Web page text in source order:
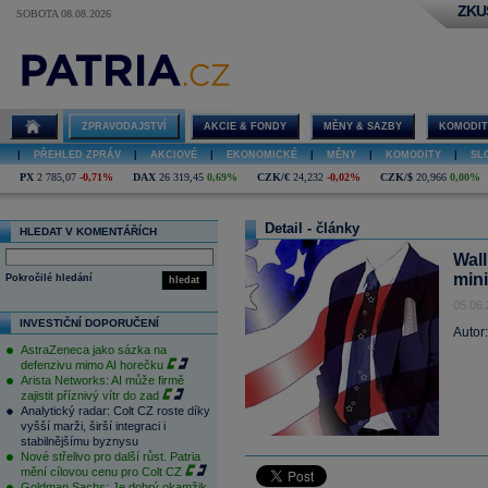
SOBOTA 08.08.2026
ZPRAVODAJSTVÍ AKCIE & FONDY MĚNY & SAZBY
PŘEHLED ZPRÁV AKCIOVÉ EKONOMICKÉ MĚNY KOMODITY
PX 2 785,07 -0,71% DAX 26 319,45 0,69% CZK/€ 24,232 -0,02% CZK/$ 20,966 0,00%
HLEDAT V KOMENTÁŘÍCH
hledat
Pokročilé hledání
INVESTIČNÍ DOPORUČENÍ
AstraZeneca jako sázka na
defenzivu mimo AI horečku
Arista Networks: AI může firmě
zajistit příznivý vítr do zad
Analytický radar: Colt CZ roste díky
vyšší marži, širší integraci i
stabilnějšímu byznysu
Nové střelivo pro další růst. Patria
mění cílovou cenu pro Colt CZ
Detail - články